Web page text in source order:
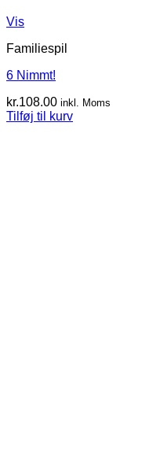
Vis
Familiespil
6 Nimmt!
kr.108.00 inkl. Moms
Tilføj til kurv